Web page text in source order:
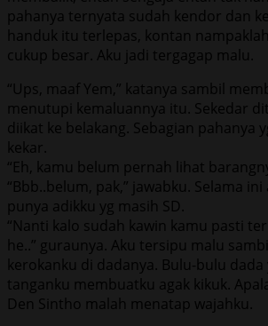
pahanya ternyata sudah kendor dan
handuk itu terlepas, kontan
cukup besar. Aku jadi tergagap malu.
“Ups, maaf Yem,” katanya sambil
menutupi kemaluannya itu. Sekedar
diikat ke belakang. Sebagian pahanya
kekar.
“Eh, kamu belum pernah lihat
“Bbb..belum, pak,” jawabku. Selama
punya adikku yg masih SD.
“Nanti kalo sudah kawin kamu pasti
he..” guraunya. Aku tersipu malu
kerokanku di dadanya. Bulu-bulu
tanganku membuatku agak kikuk.
Den Sintho malah menatap wajahku.